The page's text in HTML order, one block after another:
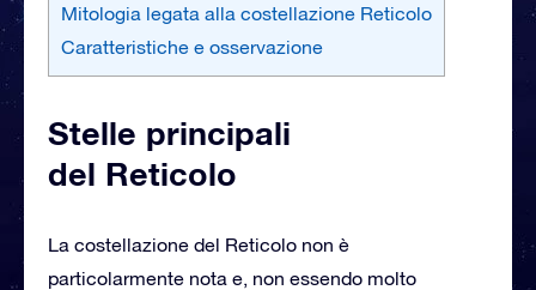
Mitologia legata alla costellazione Reticolo
Caratteristiche e osservazione
Stelle principali
del Reticolo
La costellazione del Reticolo non è
particolarmente nota e, non essendo molto